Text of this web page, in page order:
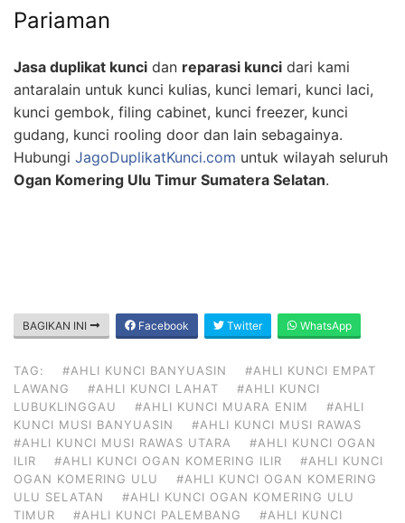
Pariaman
Jasa duplikat kunci dan reparasi kunci dari kami
antaralain untuk kunci kulias, kunci lemari, kunci laci,
kunci gembok, filing cabinet, kunci freezer, kunci
gudang, kunci rooling door dan lain sebagainya.
Hubungi JagoDuplikatKunci.com untuk wilayah seluruh
Ogan Komering Ulu Timur Sumatera Selatan.
BAGIKAN INI Facebook Twitter WhatsApp
TAG: #AHLI KUNCI BANYUASIN
#AHLI KUNCI EMPAT
LAWANG
#AHLI KUNCI LAHAT
#AHLI KUNCI
LUBUKLINGGAU
#AHLI KUNCI MUARA ENIM
#AHLI
KUNCI MUSI BANYUASIN
#AHLI KUNCI MUSI RAWAS
#AHLI KUNCI MUSI RAWAS UTARA
#AHLI KUNCI OGAN
ILIR
#AHLI KUNCI OGAN KOMERING ILIR
#AHLI KUNCI
OGAN KOMERING ULU
#AHLI KUNCI OGAN KOMERING
ULU SELATAN
#AHLI KUNCI OGAN KOMERING ULU
TIMUR
#AHLI KUNCI PALEMBANG
#AHLI KUNCI